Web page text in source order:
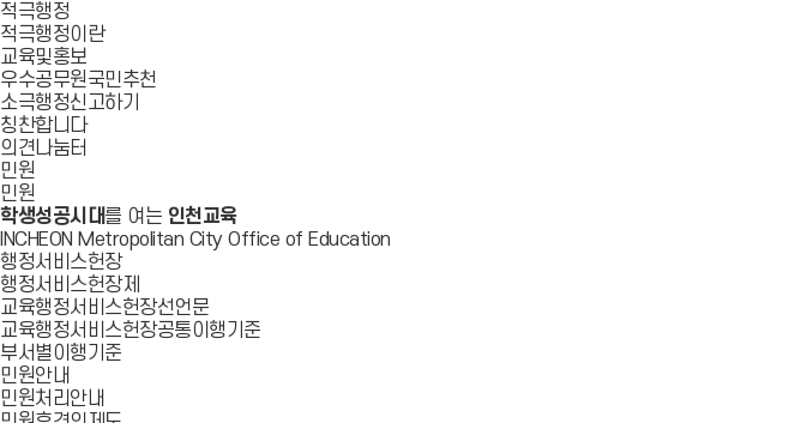
적극행정
적극행정이란
교육및홍보
우수공무원국민추천
소극행정신고하기
칭찬합니다
의견나눔터
민원
민원
학생성공시대를 여는 인천교육
INCHEON Metropolitan City Office of Education
행정서비스헌장
행정서비스헌장제
교육행정서비스헌장선언문
교육행정서비스헌장공통이행기준
부서별이행기준
민원안내
민원처리안내